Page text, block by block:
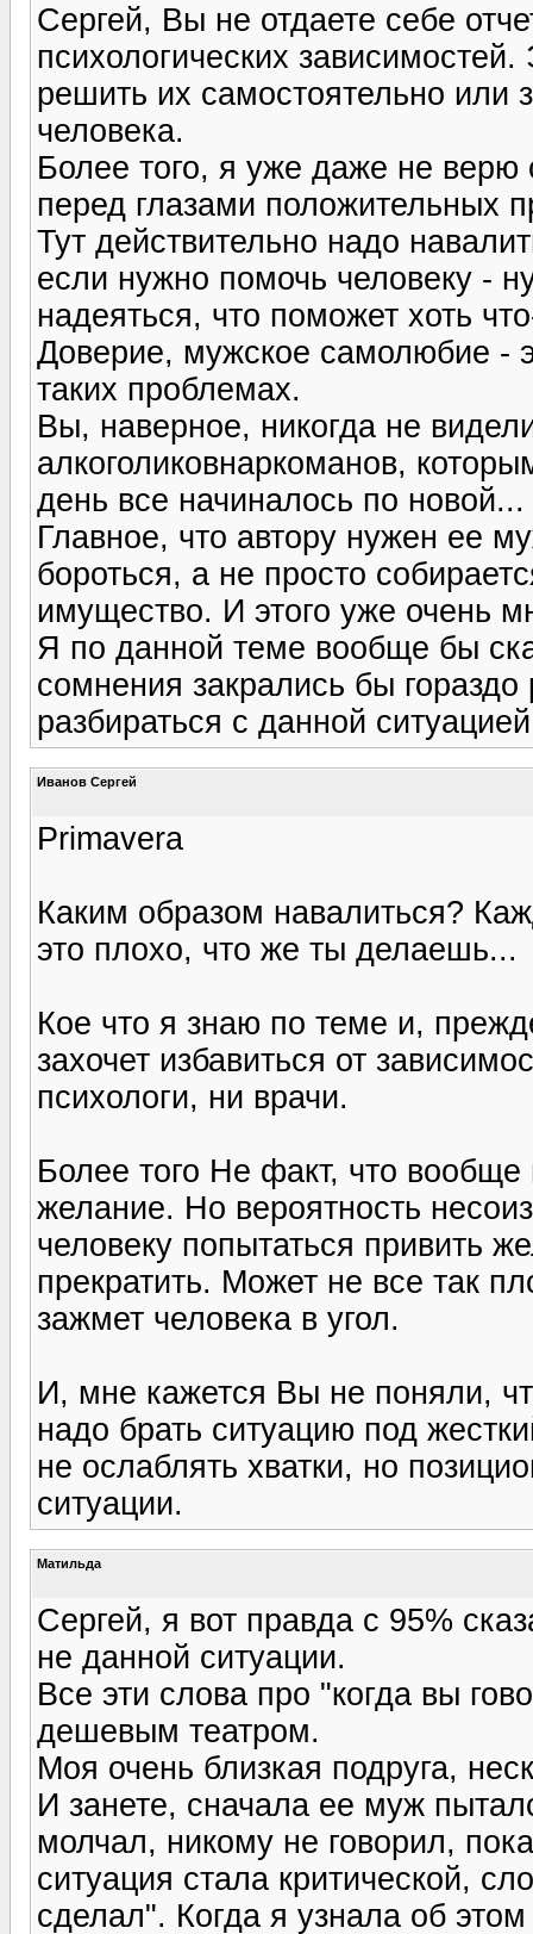
Сергей, Вы не отдаете себе
психологических
решить их самостоятельно или
человека.
Более того, я уже даже не
перед глазами положительных
Тут действительно надо
если нужно помочь человеку -
надеяться, что поможет хоть
Доверие, мужское самолюбие -
таких проблемах.
Вы, наверное, никогда не
алкоголиковнаркоманов,
день все начиналось по новой...
Главное, что автору нужен ее
бороться, а не просто
имущество. И этого уже очень
Я по данной теме вообще бы
сомнения закрались бы
разбираться с данной
Иванов Сергей
Primavera
Каким образом навалиться?
это плохо, что же ты делаешь...
Кое что я знаю по теме и,
захочет избавиться от
психологи, ни врачи.
Более того Не факт, что
желание. Но вероятность
человеку попытаться привить
прекратить. Может не все так
зажмет человека в угол.
И, мне кажется Вы не поняли,
надо брать ситуацию под
не ослаблять хватки, но
ситуации.
Матильда
Сергей, я вот правда с 95%
не данной ситуации.
Все эти слова про "когда вы
дешевым театром.
Моя очень близкая подруга,
И занете, сначала ее муж
молчал, никому не говорил,
ситуация стала критической,
сделал". Когда я узнала об